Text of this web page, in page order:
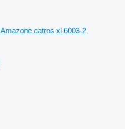
Amazone catros xl 6003-2